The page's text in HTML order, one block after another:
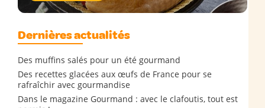
Dernières actualités
Des muffins salés pour un été gourmand
Des recettes glacées aux œufs de France pour se
rafraîchir avec gourmandise
Dans le magazine Gourmand : avec le clafoutis, tout est